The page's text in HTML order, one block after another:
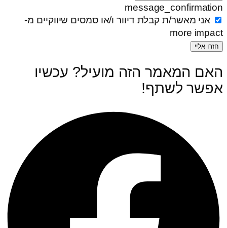
message_confirmation
אני מאשר/ת קבלת דיוור ו/או סמסים שיווקיים מ-
more impact
חזרו אליי
האם המאמר הזה מועיל? עכשיו
אפשר לשתף! ‏